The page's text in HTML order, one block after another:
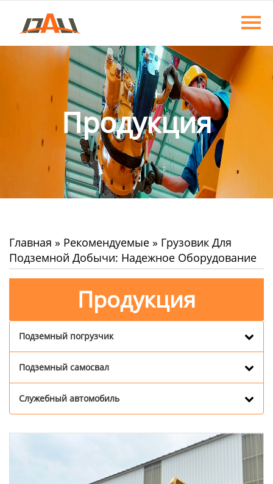
Главная
Продукция
Контакты Продукция
Главная » Рекомендуемые » Грузовик Для
Подземной Добычи: Надежное Оборудование
Продукция
Подземный погрузчик
Подземный самосвал
Служебный автомобиль